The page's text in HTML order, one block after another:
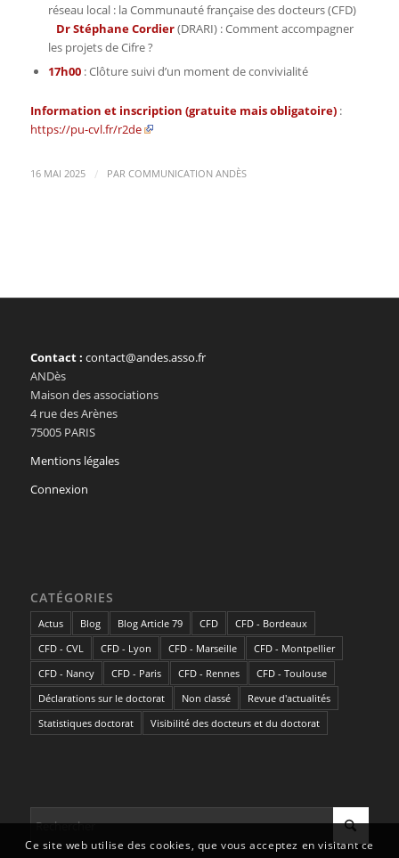
réseau local : la Communauté française des docteurs (CFD)
Dr Stéphane Cordier(DRARI) : Comment accompagner
les projets de Cifre ?
17h00: Clôture suivi d’un moment de convivialité
Information et inscription (gratuite mais obligatoire):
https://pu-cvl.fr/r2de
16 MAI 2025 / PAR COMMUNICATION ANDÈS
Contact : contact@andes.asso.fr
ANDès
Maison des associations
4 rue des Arènes
75005 PARIS
Mentions légales
Connexion
CATÉGORIES
Actus Blog Blog Article 79 CFD
CFD - Bordeaux
CFD - CVL
CFD - Lyon CFD - Marseille
CFD - Montpellier
CFD - Nancy
CFD - Paris CFD - Rennes
CFD - Toulouse
Déclarations sur le doctorat
Non classé
Revue d'actualités
Statistiques doctorat
Visibilité des docteurs et du doctorat
Ce site web utilise des cookies, que vous acceptez en visitant ce